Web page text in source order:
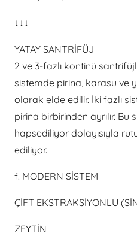
↓↓↓
YATAY SANTRİFÜJ
2 ve 3-fazlı kontinü
sistemde pirina, karasu ve
olarak elde edilir. İki fazlı
pirina birbirinden ayrılır.
hapsediliyor dolayısıyla
ediliyor.
f. MODERN SİSTEM
ÇİFT EKSTRAKSİYONLU
ZEYTİN